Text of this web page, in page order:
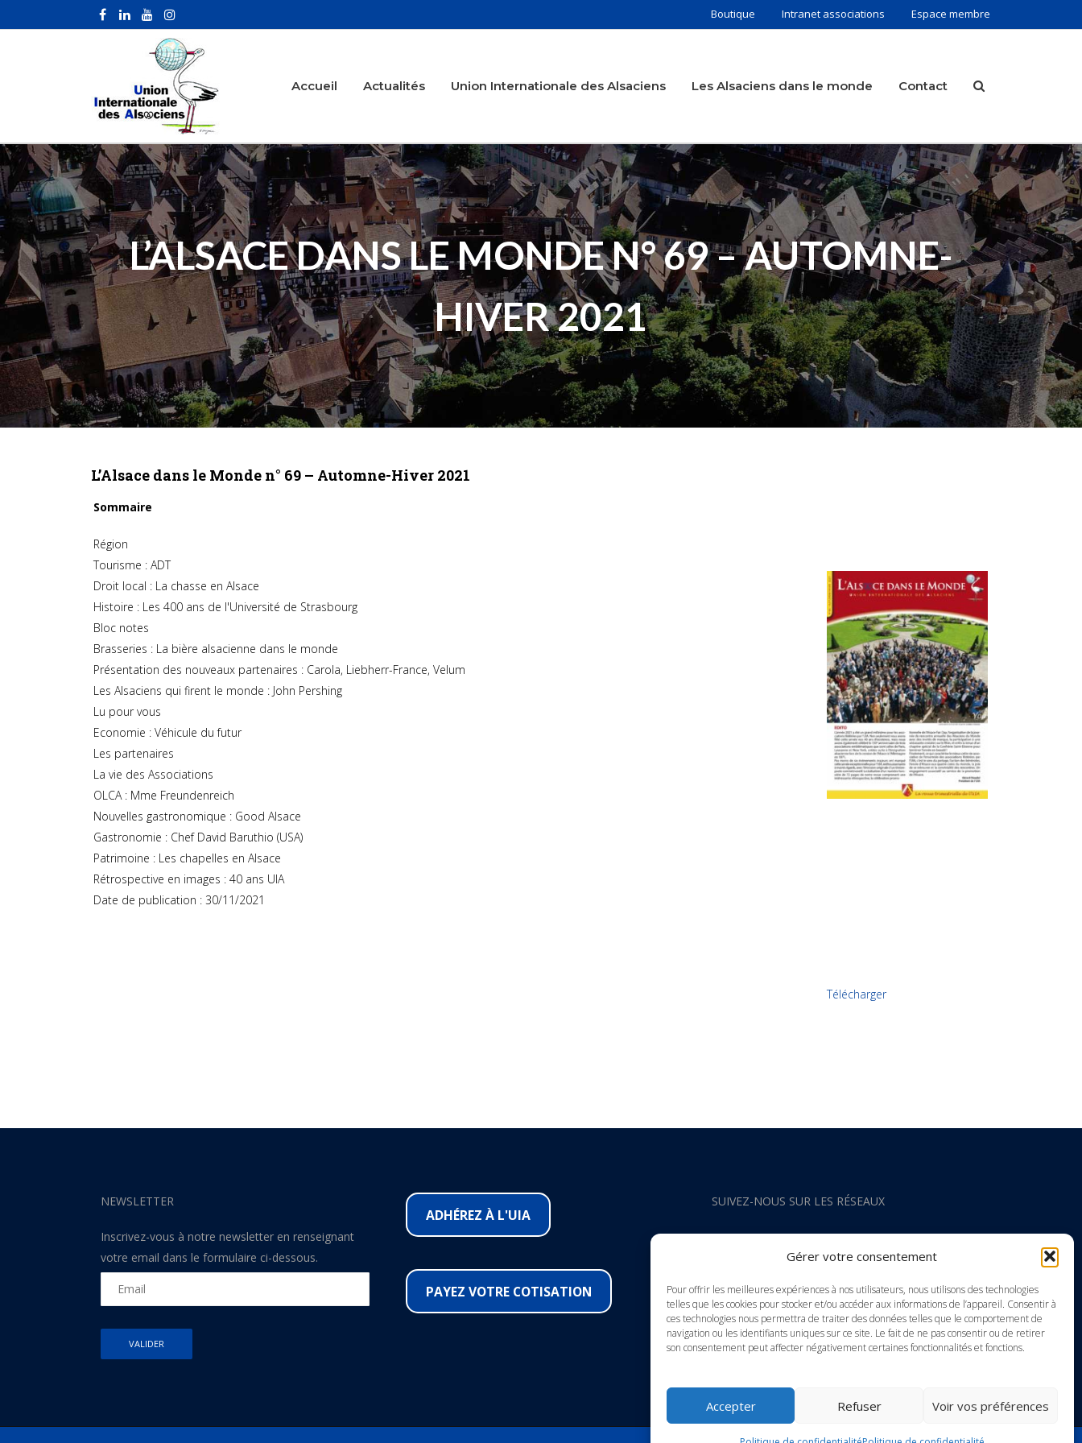
Gérer votre consentement
Pour offrir les meilleures expériences à nos utilisateurs, nous utilisons des technologies
telles que les cookies pour stocker et/ou accéder aux informations de l’appareil. Consentir à
ces technologies nous permettra de traiter des données telles que le comportement de
navigation ou les identifiants uniques sur ce site. Le fait de ne pas consentir ou de retirer
son consentement peut affecter négativement certaines fonctionnalités et fonctions.
Accepter Refuser Voir vos préférences
Boutique Intranet associations Espace membre
Accueil Actualités Union Internationale des Alsaciens Les Alsaciens dans le monde Contact
L’ALSACE DANS LE MONDE N° 69 – AUTOMNE-
HIVER 2021
L’Alsace dans le Monde n° 69 – Automne-Hiver 2021
Sommaire
Région
Tourisme : ADT
Droit local : La chasse en Alsace
Histoire : Les 400 ans de l'Université de Strasbourg
Bloc notes
Brasseries : La bière alsacienne dans le monde
Présentation des nouveaux partenaires : Carola, Liebherr-France, Velum
Les Alsaciens qui firent le monde : John Pershing
Lu pour vous
Economie : Véhicule du futur
Les partenaires
La vie des Associations
OLCA : Mme Freundenreich
Nouvelles gastronomique : Good Alsace
Gastronomie : Chef David Baruthio (USA)
Patrimoine : Les chapelles en Alsace
Rétrospective en images : 40 ans UIA
Date de publication : 30/11/2021
Télécharger
NEWSLETTER
Inscrivez-vous à notre newsletter en renseignant
votre email dans le formulaire ci-dessous.
ADHÉREZ À L'UIA
PAYEZ VOTRE COTISATION
SUIVEZ-NOUS SUR LES RÉSEAUX
Instagram
Youtube
LinkedIn